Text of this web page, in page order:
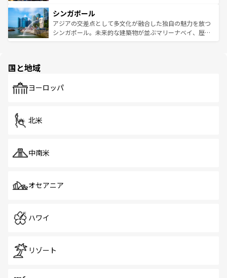
参照してほしい。
激する。気候は一年中温暖で、どの季節にも異なる楽しみ
が待っている。親しみやすいタイの人々、仏教を中心とし
た文化、そして多様な観光資源が、訪れる旅人を魅了し続
み、どこを訪れても感動するはず。観光スポットが密集し
ており、効率よく見どころを回れるのも魅力。息をのむよ
うな絶景から文化的な体験まで、香港を存分に楽しみ尽く
シンガポール
アジアの交差点として多文化が融合した独自の魅力を放つ
シンガポール。未来的な建築物が並ぶマリーナベイ、歴史
で、ホーカーズは地元の風情を楽しめる外せないスポット
国と地域
ヨーロッパ
北米
中南米
オセアニア
ハワイ
リゾート